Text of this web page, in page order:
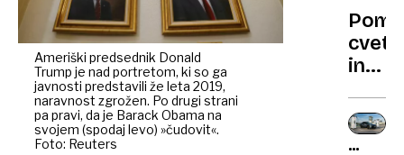
Ameriški predsednik Donald
Trump je nad portretom, ki so ga
javnosti predstavili že leta 2019,
naravnost zgrožen. Po drugi strani
pa pravi, da je Barack Obama na
svojem (spodaj levo) »čudovit«.
Foto: Reuters
BELO
in
CENE